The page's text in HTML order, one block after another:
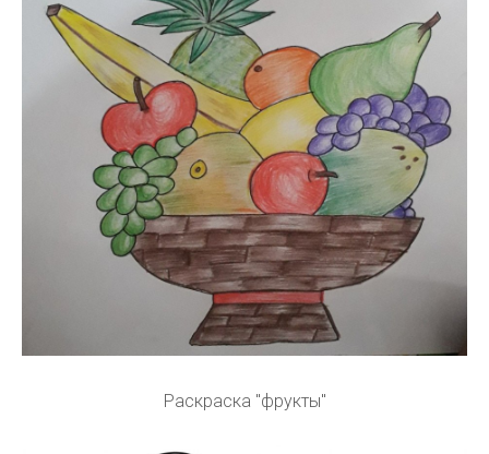
Раскраска "фрукты"